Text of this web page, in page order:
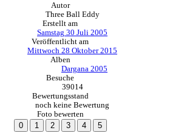
Autor
Three Ball Eddy
Erstellt am
Samstag 30 Juli 2005
Veröffentlicht am
Mittwoch 28 Oktober 2015
Alben
Dargana 2005
Besuche
39014
Bewertungsstand
noch keine Bewertung
Foto bewerten